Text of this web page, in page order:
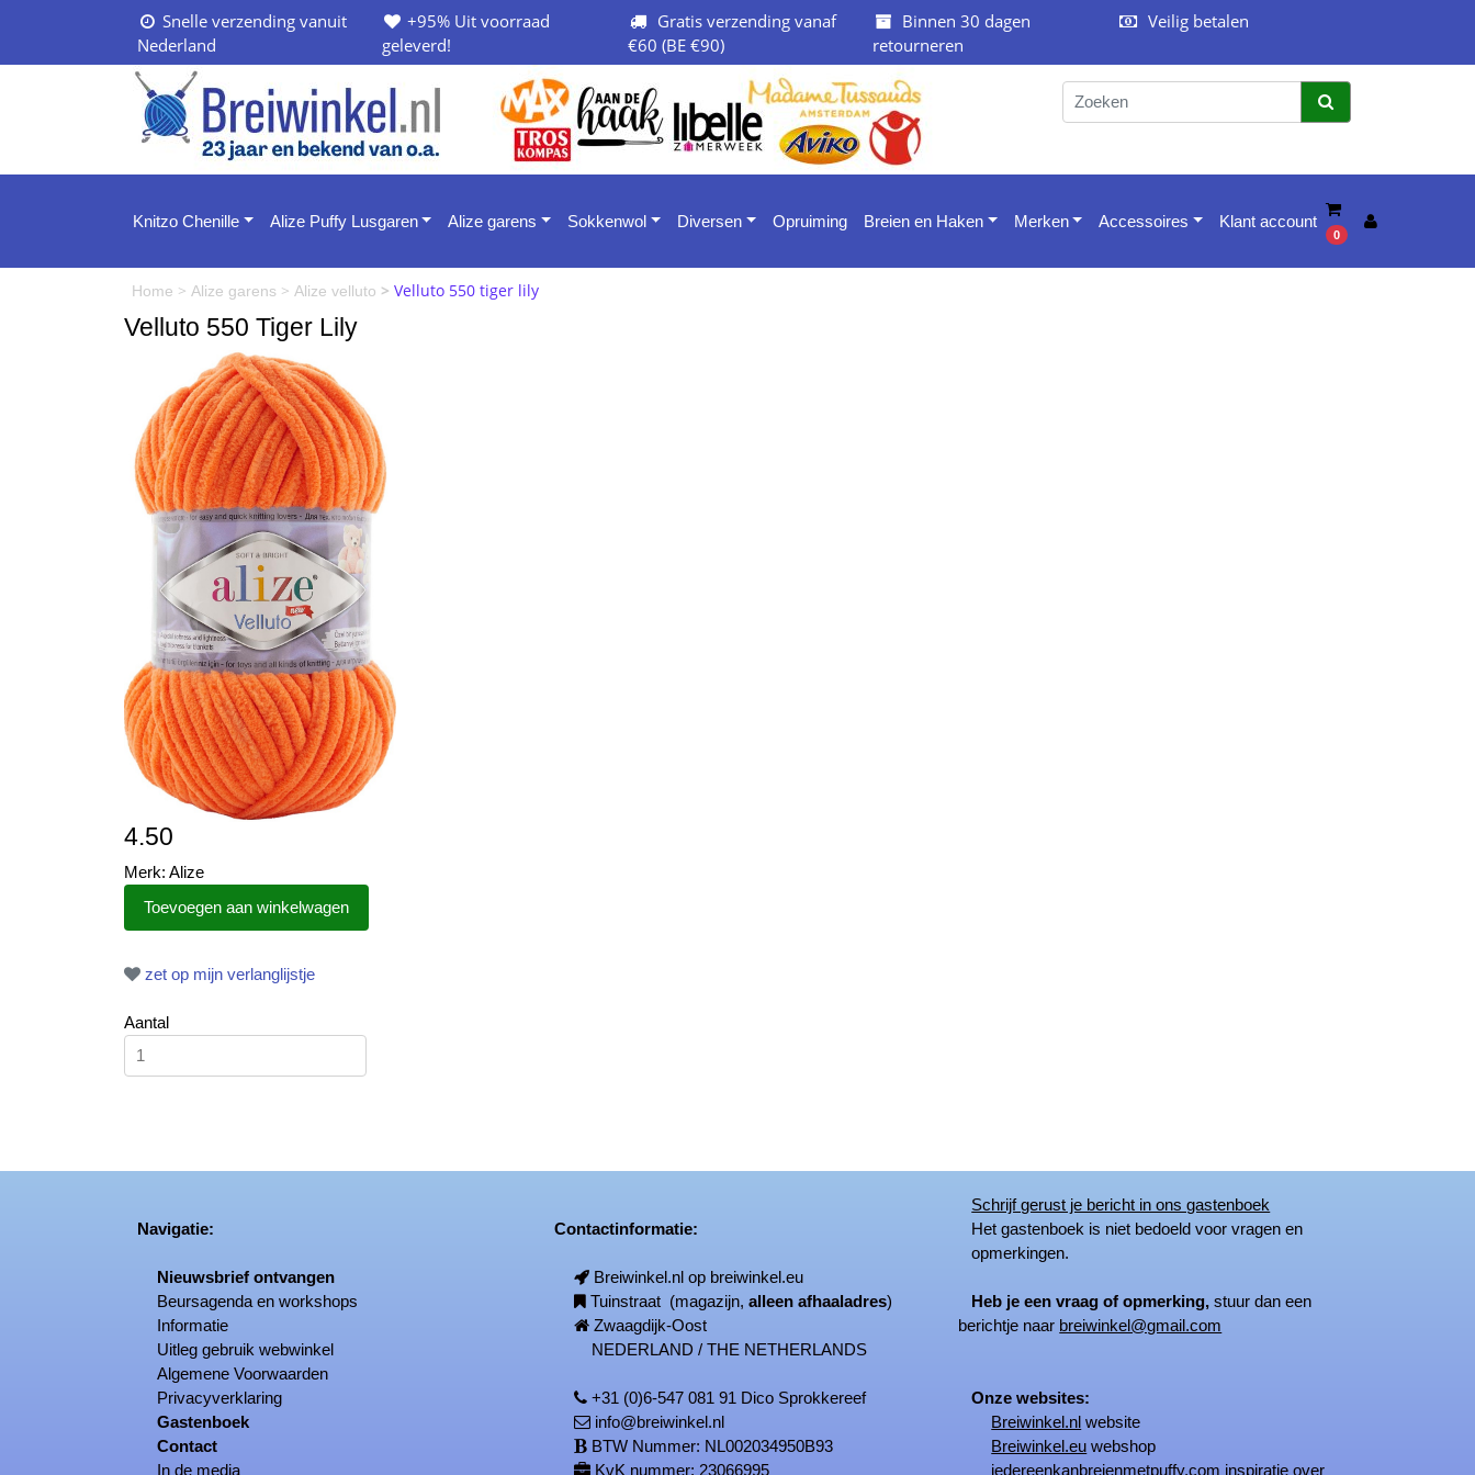
Snelle verzending vanuit
Nederland
+95% Uit voorraad
geleverd!
Gratis verzending vanaf
€60 (BE €90)
Binnen 30 dagen
retourneren
Veilig betalen
Knitzo Chenille Alize Puffy Lusgaren Alize garens Sokkenwol Diversen Opruiming Breien en Haken Merken Accessoires Klant account
0
Home > Alize garens > Alize velluto > Velluto 550 tiger lily
Velluto 550 Tiger Lily
4.50
Merk: Alize
zet op mijn verlanglijstje
Aantal
Navigatie:
Nieuwsbrief ontvangen
Beursagenda en workshops
Informatie
Uitleg gebruik webwinkel
Algemene Voorwaarden
Privacyverklaring
Gastenboek
Contact
In de media
Contactinformatie:
Breiwinkel.nl op breiwinkel.eu
Tuinstraat (magazijn,alleen afhaaladres)
Zwaagdijk-Oost
NEDERLAND / THE NETHERLANDS
+31 (0)6-547 081 91 Dico Sprokkereef
info@breiwinkel.nl
BTW Nummer: NL002034950B93
KvK nummer: 23066995
Schrijf gerust je bericht in ons gastenboek
Het gastenboek is niet bedoeld voor vragen en
opmerkingen.
Heb je een vraag of opmerking, stuur dan een
berichtje naar breiwinkel@gmail.com
Onze websites:
Breiwinkel.nl website
Breiwinkel.eu webshop
iedereenkanbreienmetpuffy.com inspiratie over